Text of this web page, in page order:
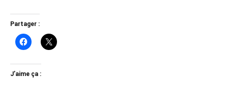
Partager :
J’aime ça :